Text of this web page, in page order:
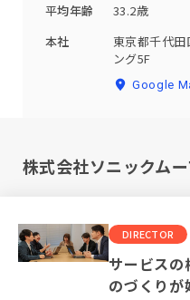
平均年齢
33.2歳
本社
東京都千代
ング5F
Google
株式会社ソニックム
DIRECTOR
サービスの
のづくり